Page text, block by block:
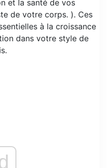
et la santé de vos
de votre corps. ). Ces
à la croissance
dans votre style de